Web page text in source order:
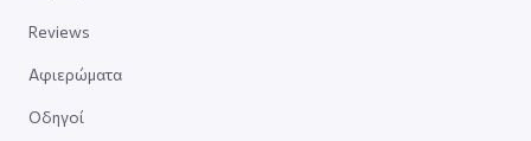
Reviews
Αφιερώματα
Οδηγοί